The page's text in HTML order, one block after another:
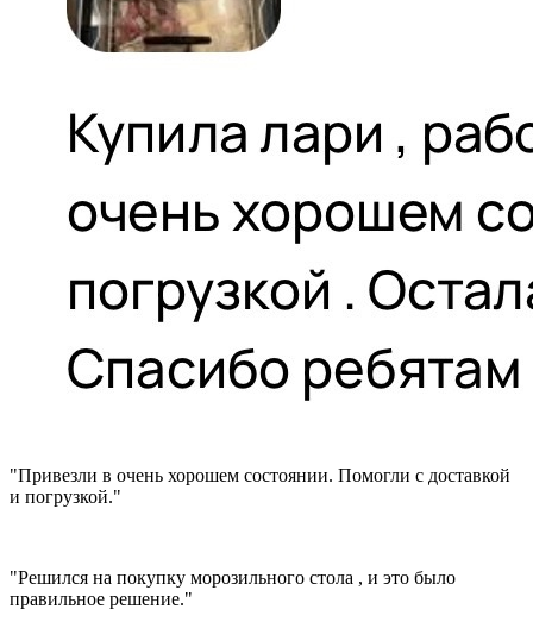
"Привезли в очень хорошем состоянии. Помогли с доставкой
и погрузкой."
"Решился на покупку морозильного стола , и это было
правильное решение."